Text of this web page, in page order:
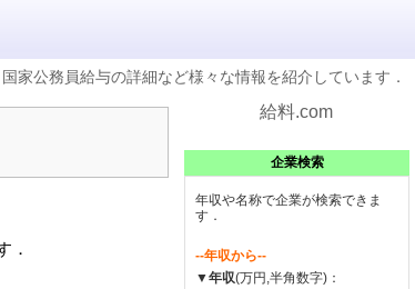
家公務員給与の詳細など様々な情報を紹介しています．
．
給料.com
企業検索
年収や名称で企業が検索できま
す．
--年収から--
▼年収(万円,半角数字)：